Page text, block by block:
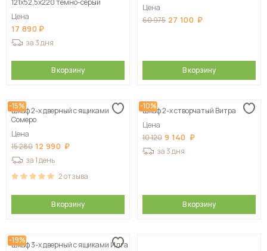
121x52,5x220 темно-серый
Цена
17 890
за 3 дня
В корзину
Цена
60 975 27 100
В корзину
-15%
Шкаф 2-х дверный с ящиками
Сомеро
Цена
15 280 12 990
за 1 день
2отзыва
В корзину
-10%
Шкаф 2-х створчатый Витра
Цена
10 120 9 140
за 3 дня
В корзину
-19%
Шкаф 3-х дверный с ящиками Илга